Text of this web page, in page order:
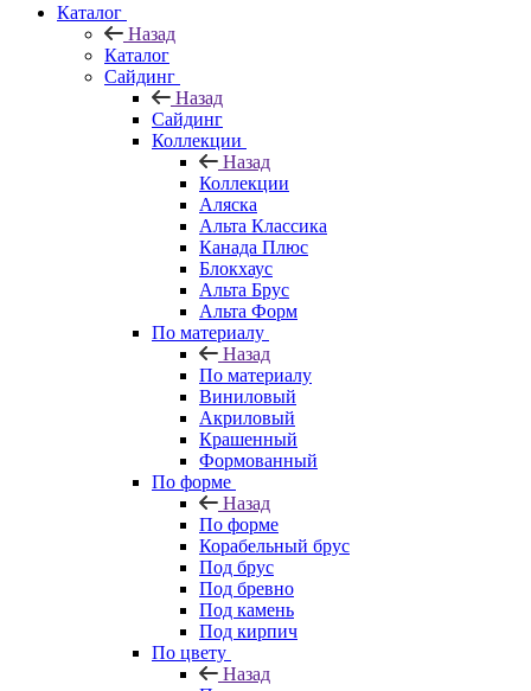
Каталог
Назад
Каталог
Сайдинг
Назад
Сайдинг
Коллекции
Назад
Коллекции
Аляска
Альта Классика
Канада Плюс
Блокхаус
Альта Брус
Альта Форм
По материалу
Назад
По материалу
Виниловый
Акриловый
Крашенный
Формованный
По форме
Назад
По форме
Корабельный брус
Под брус
Под бревно
Под камень
Под кирпич
По цвету
Назад